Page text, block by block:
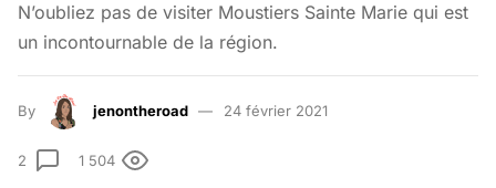
N’oubliez pas de visiter Moustiers Sainte Marie qui est
un incontournable de la région.
By jenontheroad 24 février 2021
2 1 504